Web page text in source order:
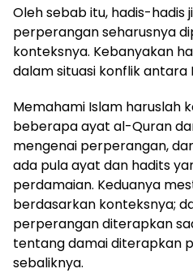
Oleh sebab itu, hadis-hadis
perperangan seharusnya
konteksnya. Kebanyakan
dalam situasi konflik antara
Memahami Islam haruslah
beberapa ayat al-Quran
mengenai perperangan,
ada pula ayat dan hadits
perdamaian. Keduanya
berdasarkan konteksnya;
perperangan diterapkan
tentang damai diterapkan
sebaliknya.